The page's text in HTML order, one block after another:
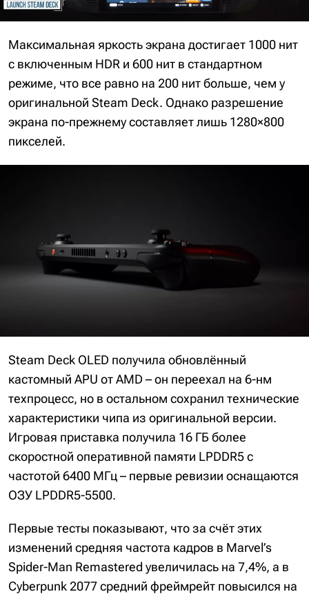
Максимальная яркость экрана достигает 1000 нит
с включенным HDR и 600 нит в стандартном
режиме, что все равно на 200 нит больше, чем у
оригинальной Steam Deck. Однако разрешение
экрана по-прежнему составляет лишь 1280×800
пикселей.
Steam Deck OLED получила обновлённый
кастомный APU от AMD – он переехал на 6-нм
техпроцесс, но в остальном сохранил технические
характеристики чипа из оригинальной версии.
Игровая приставка получила 16 ГБ более
скоростной оперативной памяти LPDDR5 с
частотой 6400 МГц – первые ревизии оснащаются
ОЗУ LPDDR5-5500.
Первые тесты показывают, что за счёт этих
изменений средняя частота кадров в Marvel’s
Spider-Man Remastered увеличилась на 7,4%, а в
Cyberpunk 2077 средний фреймрейт повысился на